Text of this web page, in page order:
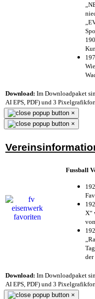
Download: Im Downloadpaket
AI EPS, PDF) und 3
×
×
Fussball
X“
der
Download: Im Downloadpaket
AI EPS, PDF) und 3
×